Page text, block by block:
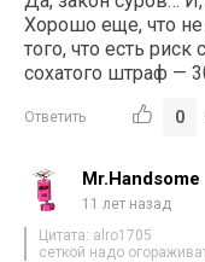
Хорошо еще, что
того, что есть
сохатого штраф —
Ответить 0
Mr.Handsome
11 лет назад
Цитата: alro1705
сеткой надо